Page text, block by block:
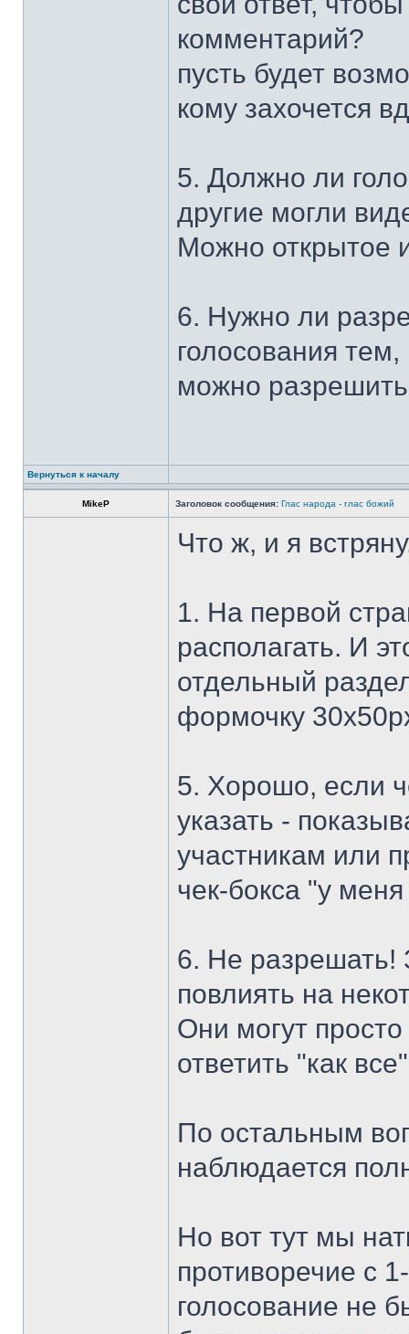
комментарий?
пусть будет
кому
5. Должно ли
другие могли
Можно открытое
6. Нужно ли
голосования
можно
Вернуться к началу
MikeP Заголовок сообщения: Глас народа - глас божий
Что ж, и я
1. На первой
располагать. И
отдельный
формочку
5. Хорошо, если
указать -
участникам или
чек-бокса "у
6. Не разрешать!
повлиять на
Они могут
ответить "как
По остальным
наблюдается
Но вот тут мы
противоречие с
голосование не